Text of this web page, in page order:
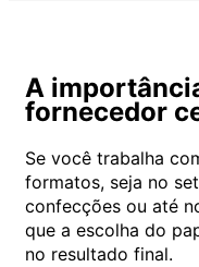
A
fornecedor
Se você trabalha
formatos, seja no
confecções ou até
que a escolha do
no resultado final.